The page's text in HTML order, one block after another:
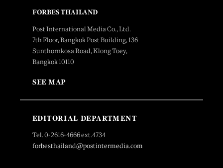
FORBES THAILAND
Post International Media Co., Ltd.
7th Floor, Bangkok Post Building, 136
Sunthornkosa Road, Klong Toey,
Bangkok 10110
SEE MAP
EDITORIAL DEPARTMENT
Tel. 0-2616-4666 ext.4734
forbesthailand@postintermedia.com